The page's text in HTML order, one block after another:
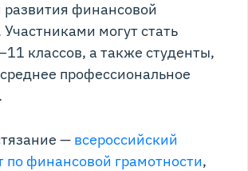
финансовой
могут стать
классов, а также студенты,
профессиональное
— всероссийский
по финансовой грамотности,